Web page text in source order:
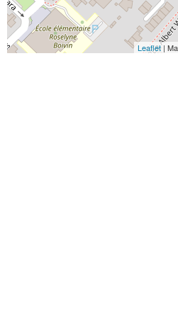
Leaflet|